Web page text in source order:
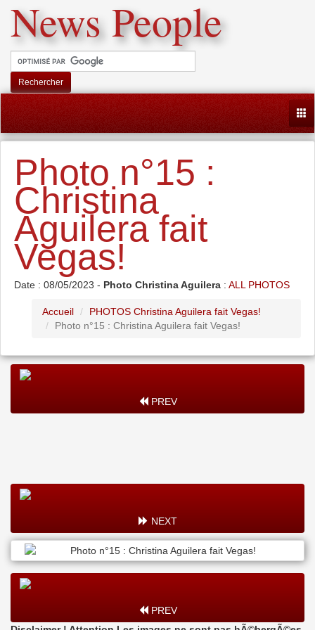
News People
Rechercher
Photo n°15 :
Christina
Aguilera fait
Vegas!
Date : 08/05/2023 - Photo Christina Aguilera : ALL PHOTOS
Accueil
PHOTOS Christina Aguilera fait Vegas!
Photo n°15 : Christina Aguilera fait Vegas!
PREV
NEXT
PREV